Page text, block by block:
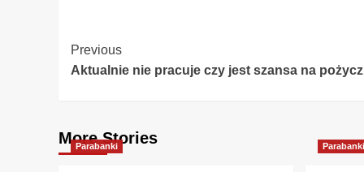
Post
Navigation
Previous
Aktualnie nie pracuje czy jest szansa na
More Stories
Parabanki Parabanki